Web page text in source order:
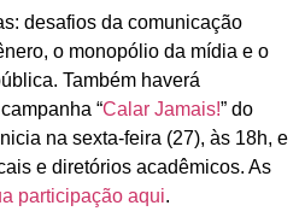
desafios da comunicação
o monopólio da mídia e o
Também haverá
“Calar Jamais!” do
na sexta-feira (27), às 18h, e
e diretórios acadêmicos. As
participação aqui.